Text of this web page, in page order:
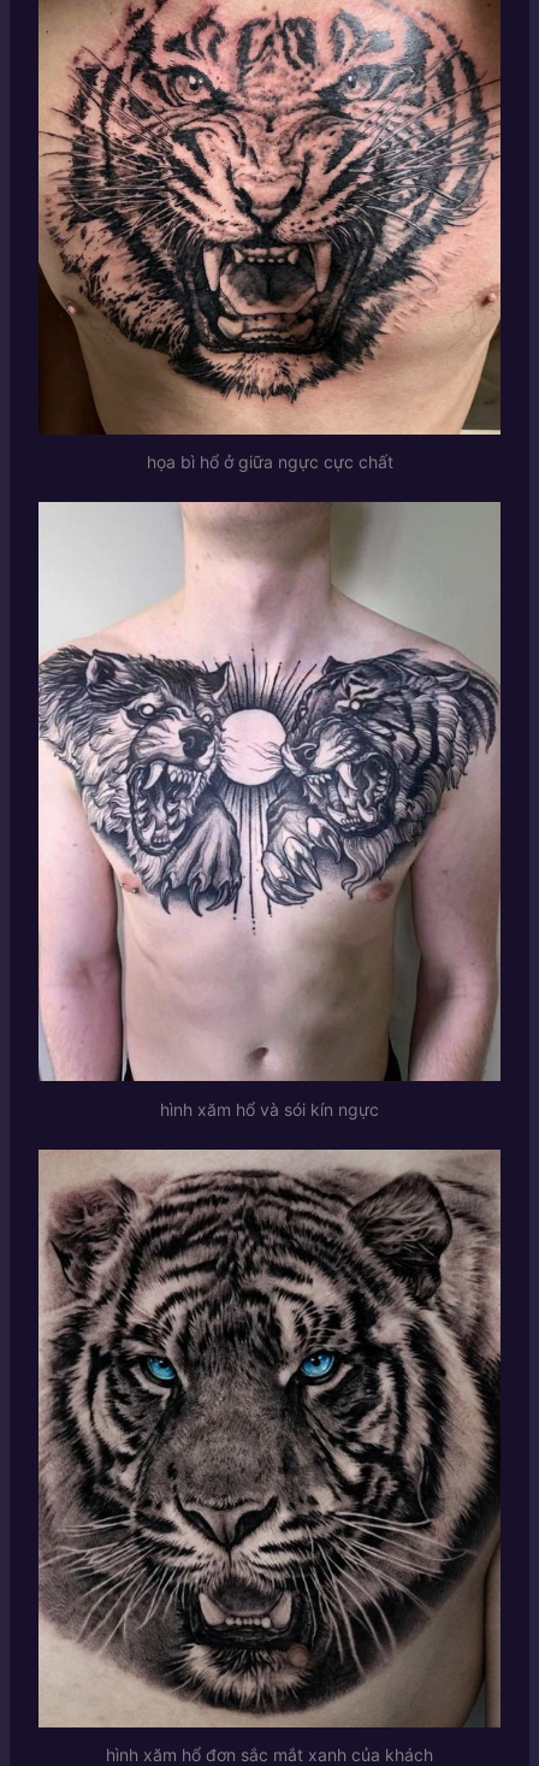
họa bì hổ ở giữa ngực cực chất
hình xăm hổ và sói kín ngực
hình xăm hổ đơn sắc mắt xanh của khách